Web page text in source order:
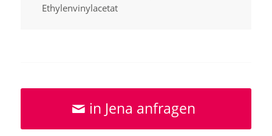
Ethylenvinylacetat
in Jena anfragen